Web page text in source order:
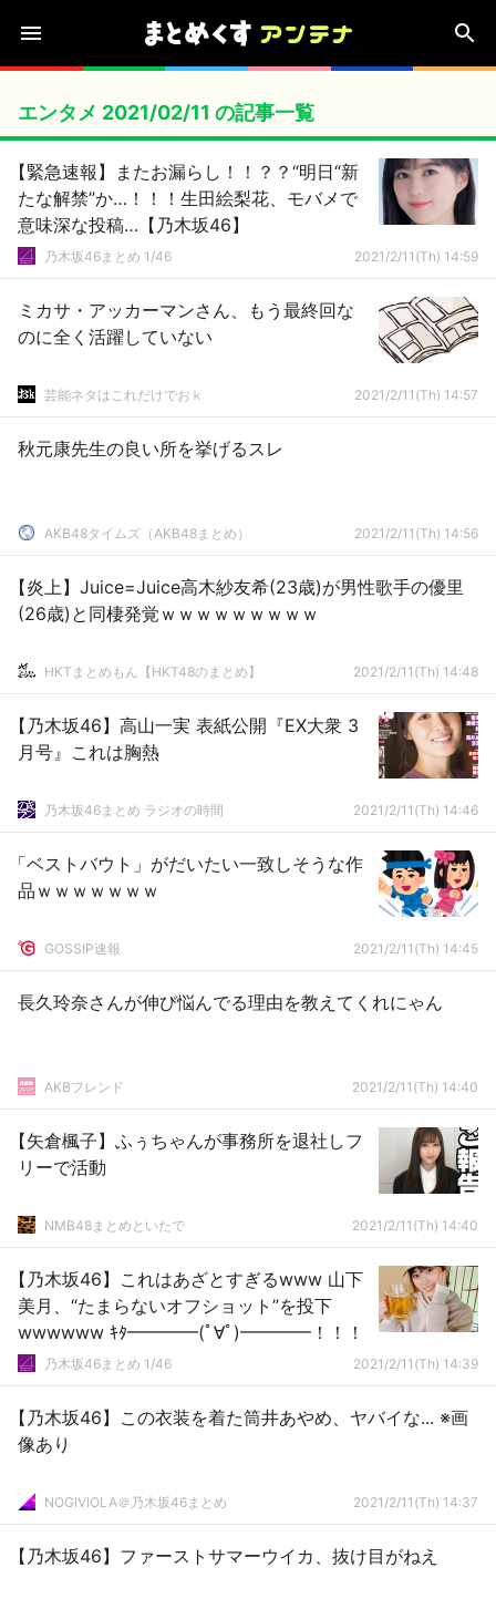
エンタメ 2021/02/11 の記事一覧
【緊急速報】またお漏らし！！？？“明日“新
たな解禁”か…！！！生田絵梨花、モバメで
意味深な投稿…【乃木坂46】
乃木坂46まとめ 1/46 2021/2/11(Th) 14:59
ミカサ・アッカーマンさん、もう最終回な
のに全く活躍していない
芸能ネタはこれだけでおｋ 2021/2/11(Th) 14:57
秋元康先生の良い所を挙げるスレ
AKB48タイムズ（AKB48まとめ） 2021/2/11(Th) 14:56
【炎上】Juice=Juice高木紗友希(23歳)が男性歌手の優里
(26歳)と同棲発覚ｗｗｗｗｗｗｗｗｗ
HKTまとめもん【HKT48のまとめ】 2021/2/11(Th) 14:48
【乃木坂46】高山一実 表紙公開『EX大衆 3
月号』これは胸熱
乃木坂46まとめ ラジオの時間 2021/2/11(Th) 14:46
「ベストバウト」がだいたい一致しそうな作
品ｗｗｗｗｗｗｗ
GOSSIP速報 2021/2/11(Th) 14:45
長久玲奈さんが伸び悩んでる理由を教えてくれにゃん
AKBフレンド 2021/2/11(Th) 14:40
【矢倉楓子】ふぅちゃんが事務所を退社しフ
リーで活動
NMB48まとめといたで 2021/2/11(Th) 14:40
【乃木坂46】これはあざとすぎるwww 山下
美月、“たまらないオフショット”を投下
wwwwww ｷﾀ━━━━(ﾟ∀ﾟ)━━━━！！！
乃木坂46まとめ 1/46 2021/2/11(Th) 14:39
【乃木坂46】この衣装を着た筒井あやめ、ヤバイな... ※画
像あり
NOGIVIOLA＠乃木坂46まとめ 2021/2/11(Th) 14:37
【乃木坂46】ファーストサマーウイカ、抜け目がねえ